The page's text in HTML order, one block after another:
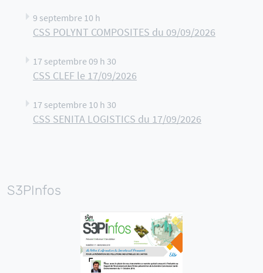
9 septembre 10 h
CSS POLYNT COMPOSITES du 09/09/2026
17 septembre 09 h 30
CSS CLEF le 17/09/2026
17 septembre 10 h 30
CSS SENITA LOGISTICS du 17/09/2026
S3PInfos